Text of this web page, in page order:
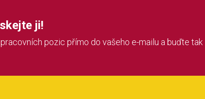
ji!
pozic přímo do vašeho e-mailu a buďte tak